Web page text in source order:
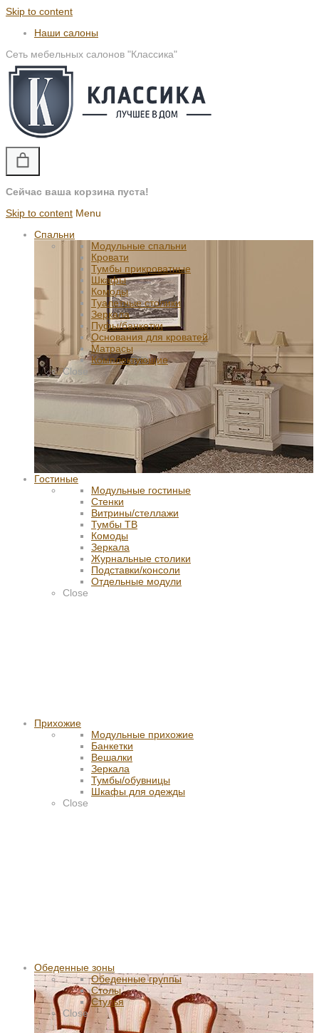
Skip to content
Наши салоны
Сеть мебельных салонов "Классика"
Сейчас ваша корзина пуста!
Skip to content Menu
Спальни
Модульные спальни
Кровати
Тумбы прикроватные
Шкафы
Комоды
Туалетные столики
Зеркала
Пуфы/банкетки
Основания для кроватей
Матрасы
Комплектующие
Close
Гостиные
Модульные гостиные
Стенки
Витрины/стеллажи
Тумбы ТВ
Комоды
Зеркала
Журнальные столики
Подставки/консоли
Отдельные модули
Close
Прихожие
Модульные прихожие
Банкетки
Вешалки
Зеркала
Тумбы/обувницы
Шкафы для одежды
Close
Обеденные зоны
Обеденные группы
Столы
Стулья
Close